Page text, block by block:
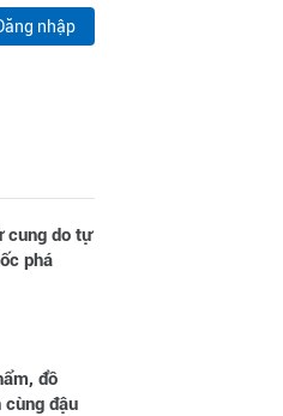
nhập
cung do tự
phá
đồ
cùng đậu